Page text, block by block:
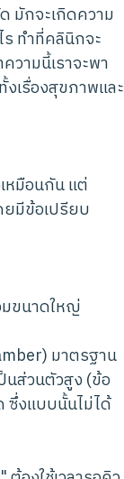
มักจะเกิดความ
ทำที่คลินิกจะ
วามนี้เราจะพา
เรื่องสุขภาพและ
หมือนกัน แต่
มีข้อเปรียบ
ขนาดใหญ่
มาตรฐาน
นส่วนตัวสูง (ข้อ
ซึ่งแบบนั้นไม่ได้